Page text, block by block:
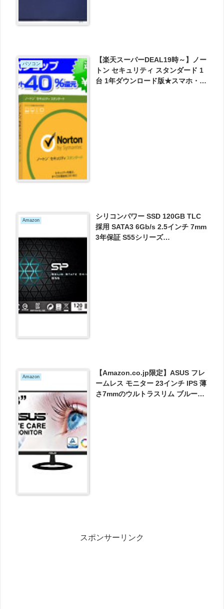
パソコン
【楽天スーパーDEAL19時～】ノー
トン セキュリティ スタンダード 1
台 1年ダウンロード版★スマホ・タ
Amazon
シリコンパワー SSD 120GB TLC
採用 SATA3 6Gb/s 2.5インチ 7mm
3年保証 S55シリーズ
Amazon
【Amazon.co.jp限定】ASUS フレ
ームレス モニター 23インチ IPS 薄
さ7mmのウルトラスリム ブルーラ
スポンサーリンク